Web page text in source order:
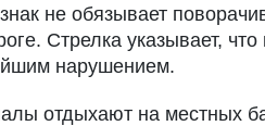
не обязывает
Стрелка указывает, что
нарушением.
отдыхают на местных